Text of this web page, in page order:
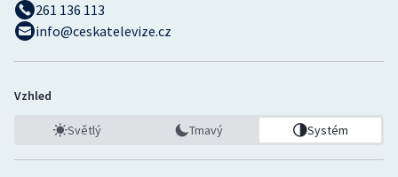
261 136 113
info@ceskatelevize.cz
Vzhled
Světlý Tmavý Systém